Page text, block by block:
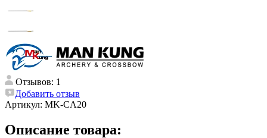
Отзывов: 1
Добавить отзыв
Артикул: MK-CA20
Описание товара: